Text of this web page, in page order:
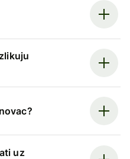
uz